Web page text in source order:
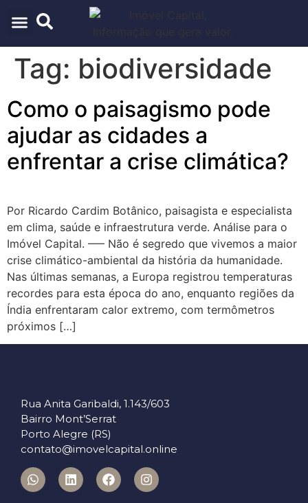
Tag: biodiversidade
Como o paisagismo pode
ajudar as cidades a
enfrentar a crise climática?
Por Ricardo Cardim Botânico, paisagista e especialista
em clima, saúde e infraestrutura verde. Análise para o
Imóvel Capital. —– Não é segredo que vivemos a maior
crise climático-ambiental da história da humanidade.
Nas últimas semanas, a Europa registrou temperaturas
recordes para esta época do ano, enquanto regiões da
Índia enfrentaram calor extremo, com termômetros
próximos […]
Rua Anita Garibaldi, 1.143/603
Bairro Mont’Serrat
Porto Alegre (RS)
contato@imovelcapital.online